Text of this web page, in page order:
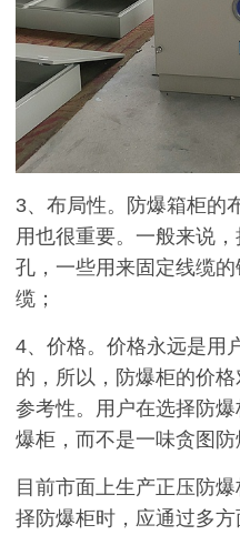
3、布局性。防爆箱柜的
用也很重要。一般来说
孔，一些用来固定线缆
缆；
4、价格。价格永远是用
的，所以，防爆柜的价
参考性。用户在选择防
爆柜，而不是一味贪图防
目前市面上生产正压防
择防爆柜时，应通过多方